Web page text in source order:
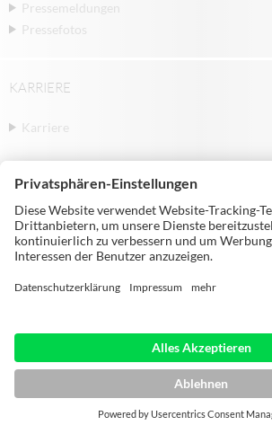
Pressemeldungen
Pressefotos
KARRIERE
Karriere
97941 Tauberbischofsheim | Germany |
Telephone: +49 9341 860
IMPRESSUM DATENSCHUTZ